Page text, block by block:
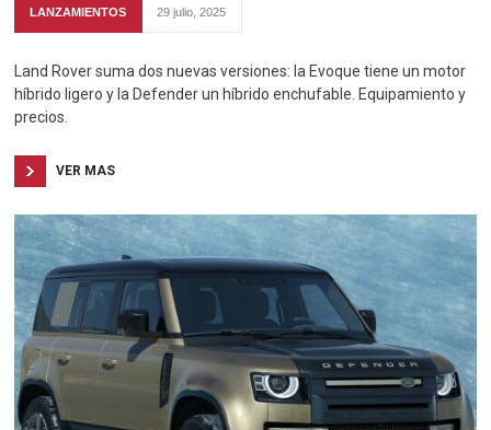
LANZAMIENTOS 29 julio, 2025
Land Rover suma dos nuevas versiones: la Evoque tiene un motor
híbrido ligero y la Defender un híbrido enchufable. Equipamiento y
precios.
VER MAS